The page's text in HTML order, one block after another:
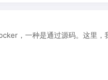
，一种是通过源码。这里